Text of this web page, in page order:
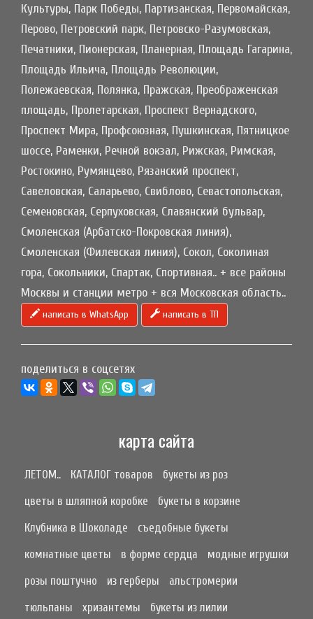
Культуры, Парк Победы, Партизанская, Первомайская,
Перово, Петровский парк, Петровско-Разумовская,
Печатники, Пионерская, Планерная, Площадь Гагарина,
Площадь Ильича, Площадь Революции,
Полежаевская, Полянка, Пражская, Преображенская
площадь, Пролетарская, Проспект Вернадского,
Проспект Мира, Профсоюзная, Пушкинская, Пятницкое
шоссе, Раменки, Речной вокзал, Рижская, Римская,
Ростокино, Румянцево, Рязанский проспект,
Савеловская, Саларьево, Свиблово, Севастопольская,
Семеновская, Серпуховская, Славянский бульвар,
Смоленская (Арбатско-Покровская линия),
Смоленская (Филевская линия), Сокол, Соколиная
гора, Сокольники, Спартак, Спортивная.. + все районы
Москвы и станции метро + вся Московская область..
написать в WhatsApp написать в ТП
поделиться в соцсетях
карта сайта
ЛЕТОМ.. КАТАЛОГ товаров
букеты из роз
цветы в шляпной коробке
букеты в корзине
Клубника в Шоколаде
съедобные букеты
комнатные цветы
в форме сердца
модные игрушки
розы поштучно
из герберы
альстромерии
тюльпаны
хризантемы
букеты из лилии